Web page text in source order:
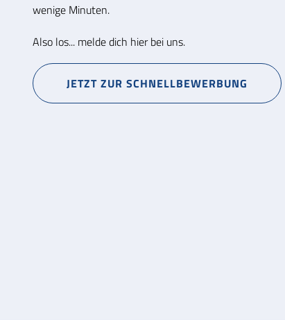
wenige Minuten.
Also los... melde dich hier bei uns.
JETZT ZUR SCHNELLBEWERBUNG